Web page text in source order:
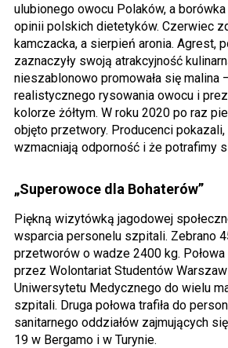
ulubionego owocu Polaków, a
opinii polskich dietetyków. Czerwiec
kamczacka, a sierpień aronia. Agrest,
zaznaczyły swoją atrakcyjność
nieszablonowo promowała się malina
realistycznego rysowania owocu i
kolorze żółtym. W roku 2020 po raz
objęto przetwory. Producenci
wzmacniają odporność i że potrafimy
„Superowoce dla Bohaterów”
Piękną wizytówką jagodowej
wsparcia personelu szpitali. Zebrano
przetworów o wadze 2400 kg. Połowa
przez Wolontariat Studentów
Uniwersytetu Medycznego do wielu
szpitali. Druga połowa trafiła do
sanitarnego oddziałów zajmujących
19 w Bergamo i w Turynie.